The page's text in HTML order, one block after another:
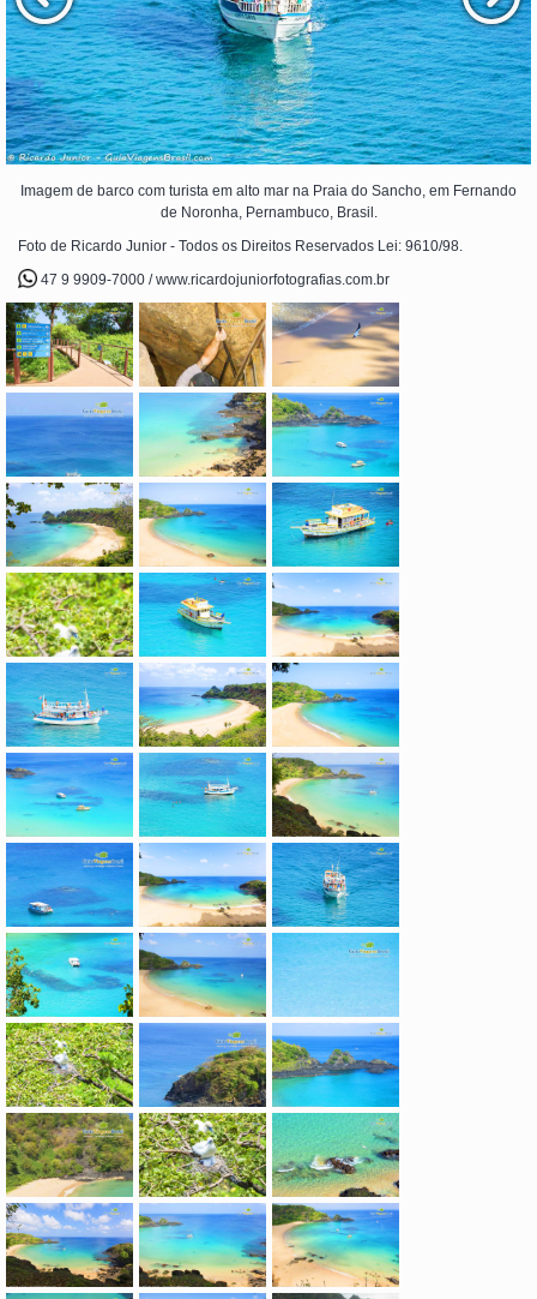
Imagem de barco com turista em alto mar na Praia do Sancho, em Fernando
de Noronha, Pernambuco, Brasil.
Foto de Ricardo Junior - Todos os Direitos Reservados Lei: 9610/98.
47 9 9909-7000 / www.ricardojuniorfotografias.com.br